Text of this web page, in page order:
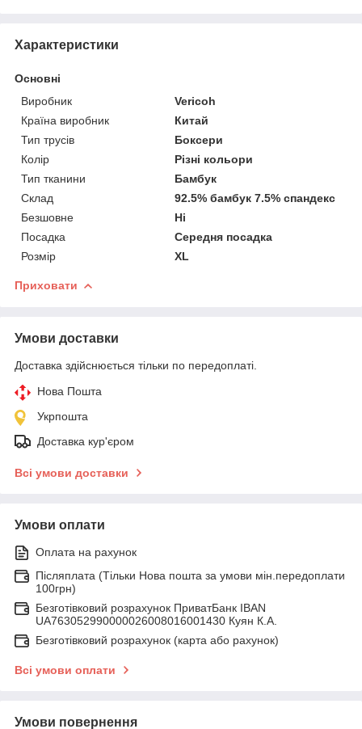
Характеристики
Основні
Виробник
Vericoh
Країна виробник
Китай
Тип трусів
Боксери
Колір
Різні кольори
Тип тканини
Бамбук
Склад
92.5% бамбук 7.5% спандекс
Безшовне
Ні
Посадка
Середня посадка
Розмір
XL
Приховати
Умови доставки
Доставка здійснюється тільки по передоплаті.
Нова Пошта
Укрпошта
Доставка кур'єром
Всі умови доставки
Умови оплати
Оплата на рахунок
Післяплата (Тільки Нова пошта за умови мін.передоплати
100грн)
Безготівковий розрахунок ПриватБанк IBAN
UA763052990000026008016001430 Куян К.А.
Безготівковий розрахунок (карта або рахунок)
Всі умови оплати
Умови повернення